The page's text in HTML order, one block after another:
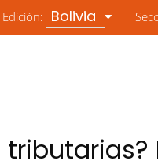
Edición: Bolivia